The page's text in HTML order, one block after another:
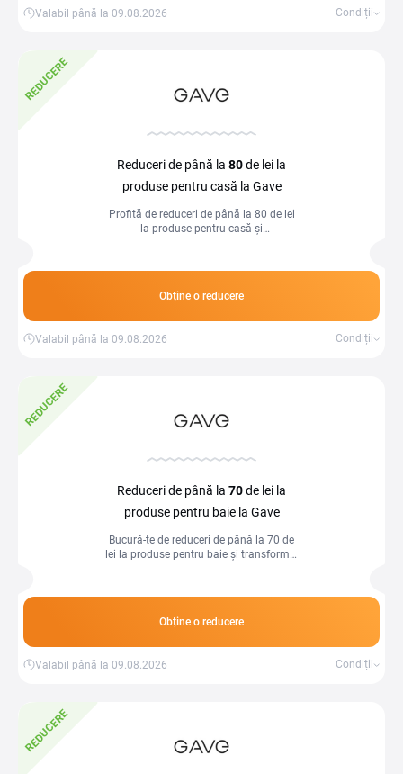
Valabil până la 09.08.2026 Condiții
REDUCERE
Reduceri de până la 80de lei la
produse pentru casă la Gave
Profită de reduceri de până la 80 de lei
la produse pentru casă și
Obține o reducere
Valabil până la 09.08.2026 Condiții
REDUCERE
Reduceri de până la 70de lei la
produse pentru baie la Gave
Bucură-te de reduceri de până la 70 de
lei la produse pentru baie și transformă-
Obține o reducere
Valabil până la 09.08.2026 Condiții
REDUCERE